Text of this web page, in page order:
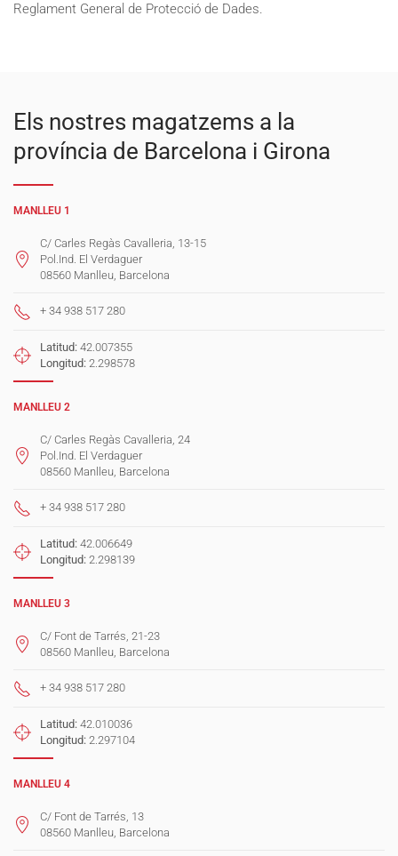
Reglament General de Protecció de Dades.
Els nostres magatzems a la
província de Barcelona i Girona
MANLLEU 1
C/ Carles Regàs Cavalleria, 13-15
Pol.Ind. El Verdaguer
08560 Manlleu, Barcelona
+ 34 938 517 280
Latitud: 42.007355
Longitud: 2.298578
MANLLEU 2
C/ Carles Regàs Cavalleria, 24
Pol.Ind. El Verdaguer
08560 Manlleu, Barcelona
+ 34 938 517 280
Latitud: 42.006649
Longitud: 2.298139
MANLLEU 3
C/ Font de Tarrés, 21-23
08560 Manlleu, Barcelona
+ 34 938 517 280
Latitud: 42.010036
Longitud: 2.297104
MANLLEU 4
C/ Font de Tarrés, 13
08560 Manlleu, Barcelona